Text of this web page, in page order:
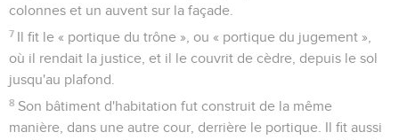
colonnes et un auvent sur la façade.
7 Il fit le « portique du trône », ou « portique du jugement »,
où il rendait la justice, et il le couvrit de cèdre, depuis le sol
jusqu'au plafond.
8 Son bâtiment d'habitation fut construit de la même
manière, dans une autre cour, derrière le portique. Il fit aussi